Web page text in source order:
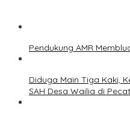
Pendukung AMR
Diduga Main Tiga Kaki,
SAH Desa Wailia di Pecat